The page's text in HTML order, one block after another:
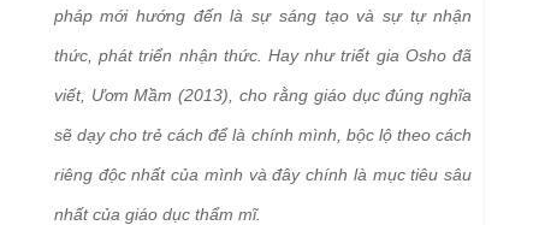
pháp mới hướng đến là sự sáng tạo và sự tự nhận
thức, phát triển nhận thức. Hay như triết gia Osho đã
viết, Ươm Mầm (2013), cho rằng giáo dục đúng nghĩa
sẽ dạy cho trẻ cách để là chính mình, bộc lộ theo cách
riêng độc nhất của mình và đây chính là mục tiêu sâu
nhất của giáo dục thẩm mĩ.